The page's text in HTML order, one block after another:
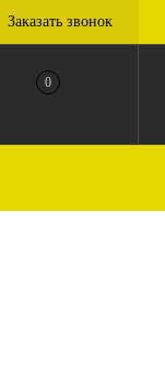
Заказать звонок
0